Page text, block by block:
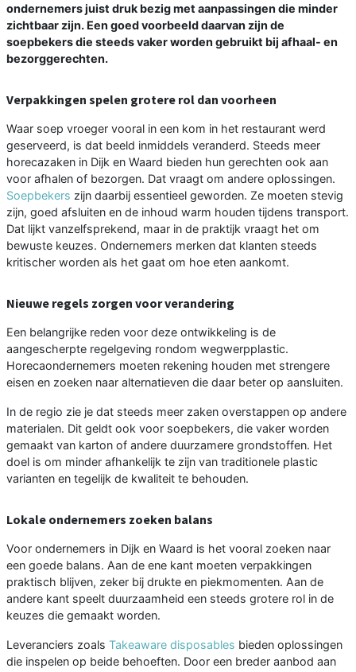
ondernemers juist druk bezig met aanpassingen die minder
zichtbaar zijn. Een goed voorbeeld daarvan zijn de
soepbekers die steeds vaker worden gebruikt bij afhaal- en
bezorggerechten.
Verpakkingen spelen grotere rol dan voorheen
Waar soep vroeger vooral in een kom in het restaurant werd
geserveerd, is dat beeld inmiddels veranderd. Steeds meer
horecazaken in Dijk en Waard bieden hun gerechten ook aan
voor afhalen of bezorgen. Dat vraagt om andere oplossingen.
Soepbekers zijn daarbij essentieel geworden. Ze moeten stevig
zijn, goed afsluiten en de inhoud warm houden tijdens transport.
Dat lijkt vanzelfsprekend, maar in de praktijk vraagt het om
bewuste keuzes. Ondernemers merken dat klanten steeds
kritischer worden als het gaat om hoe eten aankomt.
Nieuwe regels zorgen voor verandering
Een belangrijke reden voor deze ontwikkeling is de
aangescherpte regelgeving rondom wegwerpplastic.
Horecaondernemers moeten rekening houden met strengere
eisen en zoeken naar alternatieven die daar beter op aansluiten.
In de regio zie je dat steeds meer zaken overstappen op andere
materialen. Dit geldt ook voor soepbekers, die vaker worden
gemaakt van karton of andere duurzamere grondstoffen. Het
doel is om minder afhankelijk te zijn van traditionele plastic
varianten en tegelijk de kwaliteit te behouden.
Lokale ondernemers zoeken balans
Voor ondernemers in Dijk en Waard is het vooral zoeken naar
een goede balans. Aan de ene kant moeten verpakkingen
praktisch blijven, zeker bij drukte en piekmomenten. Aan de
andere kant speelt duurzaamheid een steeds grotere rol in de
keuzes die gemaakt worden.
Leveranciers zoals Takeaware disposables bieden oplossingen
die inspelen op beide behoeften. Door een breder aanbod aan